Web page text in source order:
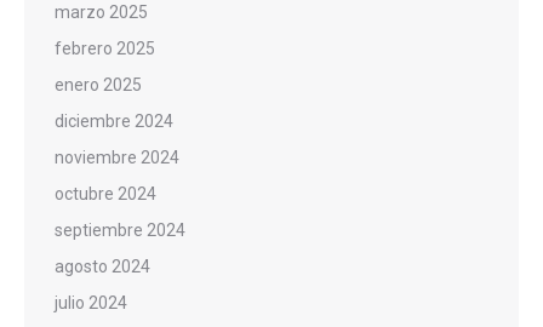
marzo 2025
febrero 2025
enero 2025
diciembre 2024
noviembre 2024
octubre 2024
septiembre 2024
agosto 2024
julio 2024